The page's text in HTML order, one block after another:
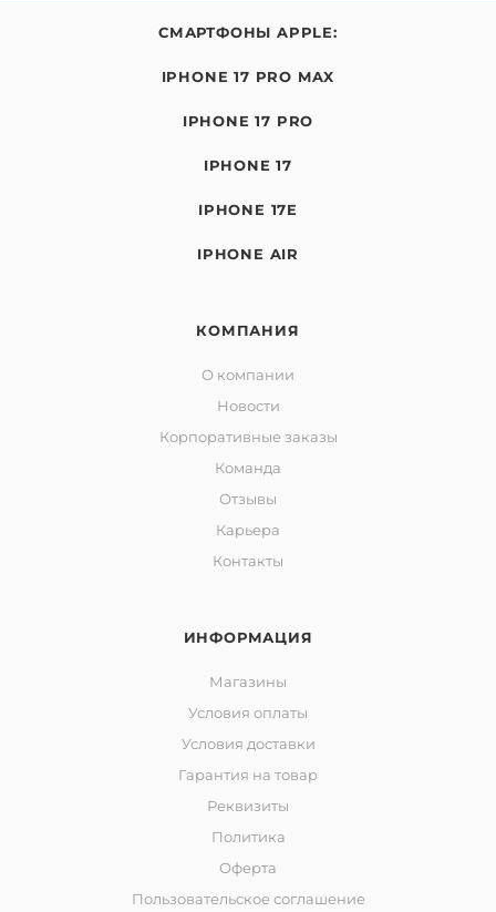
СМАРТФОНЫ APPLE:
IPHONE 17 PRO MAX
IPHONE 17 PRO
IPHONE 17
IPHONE 17E
IPHONE AIR
КОМПАНИЯ
О компании
Новости
Корпоративные заказы
Команда
Отзывы
Карьера
Контакты
ИНФОРМАЦИЯ
Магазины
Условия оплаты
Условия доставки
Гарантия на товар
Реквизиты
Политика
Оферта
Пользовательское соглашение